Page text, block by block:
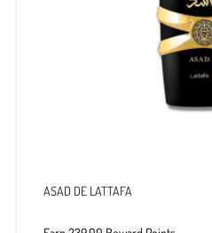
ASAD DE LATTAFA